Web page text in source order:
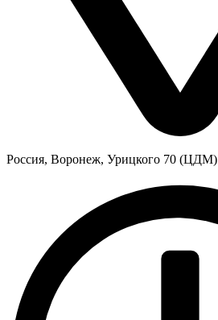
Россия, Воронеж, Урицкого 70 (ЦДМ)